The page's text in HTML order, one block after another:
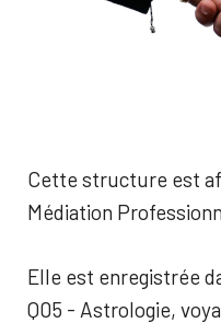
Cette structure est
Médiation
Elle est enregistrée
Q05 - Astrologie,